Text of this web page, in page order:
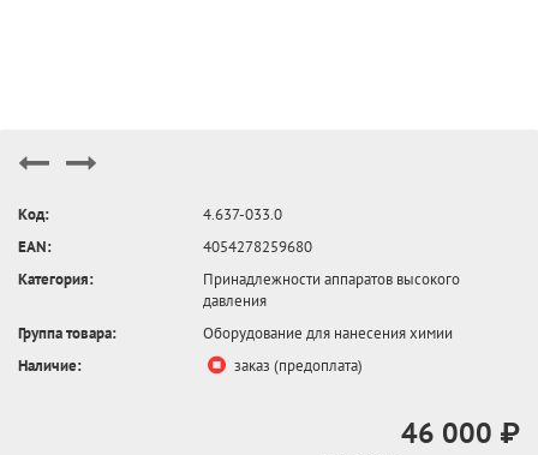
Код:
4.637-033.0
EAN:
4054278259680
Категория:
Принадлежности аппаратов высокого
давления
Группа товара:
Оборудование для нанесения химии
Наличие:
заказ (предоплата)
46 000 ₽